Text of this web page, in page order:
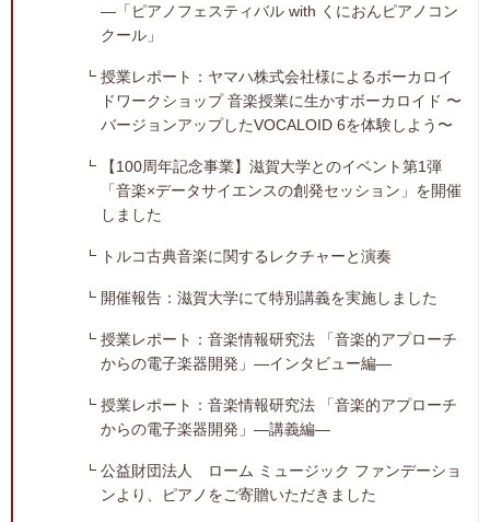
―「ピアノフェスティバル with くにおんピアノコン
クール」
授業レポート：ヤマハ株式会社様によるボーカロイ
ドワークショップ 音楽授業に生かすボーカロイド 〜
バージョンアップしたVOCALOID 6を体験しよう〜
【100周年記念事業】滋賀大学とのイベント第1弾
「音楽×データサイエンスの創発セッション」を開催
しました
トルコ古典音楽に関するレクチャーと演奏
開催報告：滋賀大学にて特別講義を実施しました
授業レポート：音楽情報研究法 「音楽的アプローチ
からの電子楽器開発」―インタビュー編―
授業レポート：音楽情報研究法 「音楽的アプローチ
からの電子楽器開発」―講義編―
公益財団法人 ローム ミュージック ファンデーショ
ンより、ピアノをご寄贈いただきました